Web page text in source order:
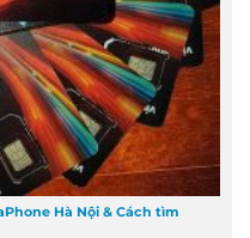
Hà Nội & Cách tìm